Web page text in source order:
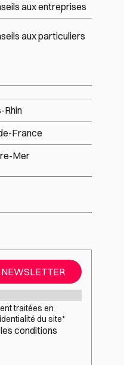
aux entreprises
aux particuliers
Rhin
France
Mer
traitées en
du site*
conditions